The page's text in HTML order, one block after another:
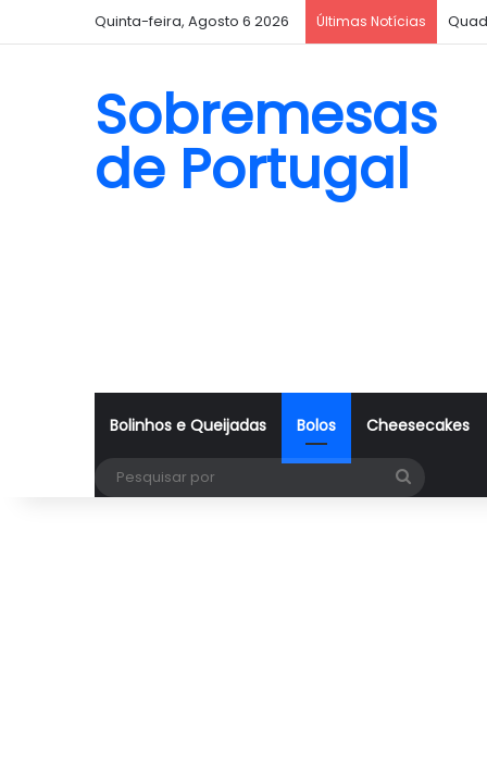
Quinta-feira, Agosto 6 2026 Últimas Notícias
Sobremesas
de Portugal
Bolinhos e Queijadas Bolos Cheesecakes